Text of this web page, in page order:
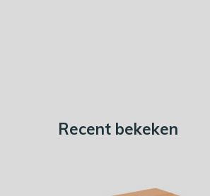
Recent bekeken